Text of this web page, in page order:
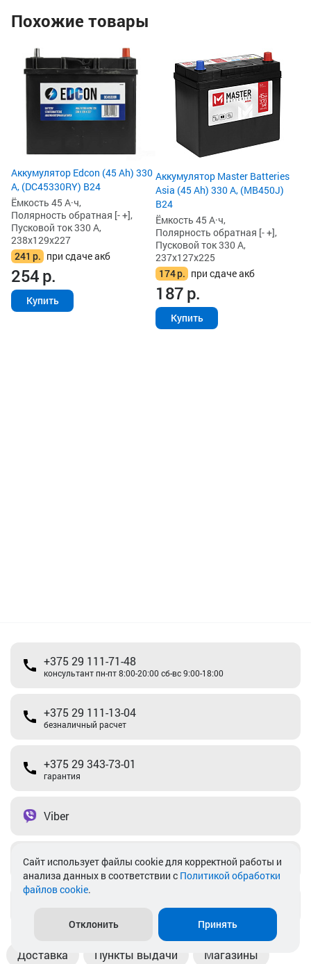
Похожие товары
Аккумулятор Edcon (45 Ah) 330
А, (DC45330RY) B24
Ёмкость 45 А·ч,
Полярность обратная [- +],
Пусковой ток 330 А,
238x129x227
241 р. при сдаче акб
254р.
Купить
Аккумулятор Master Batteries
Asia (45 Ah) 330 А, (MB450J)
B24
Ёмкость 45 А·ч,
Полярность обратная [- +],
Пусковой ток 330 А,
237x127x225
174р. при сдаче акб
187р.
Купить
+375 29 111-71-48
консультант пн-пт 8:00-20:00 сб-вс 9:00-18:00
+375 29 111-13-04
безналичный расчет
+375 29 343-73-01
гарантия
Viber
Telegram
Доставка Пункты выдачи Магазины
Cайт использует файлы cookie для корректной работы и
анализа данных в соответствии с Политикой обработки
файлов cookie.
Отклонить Принять